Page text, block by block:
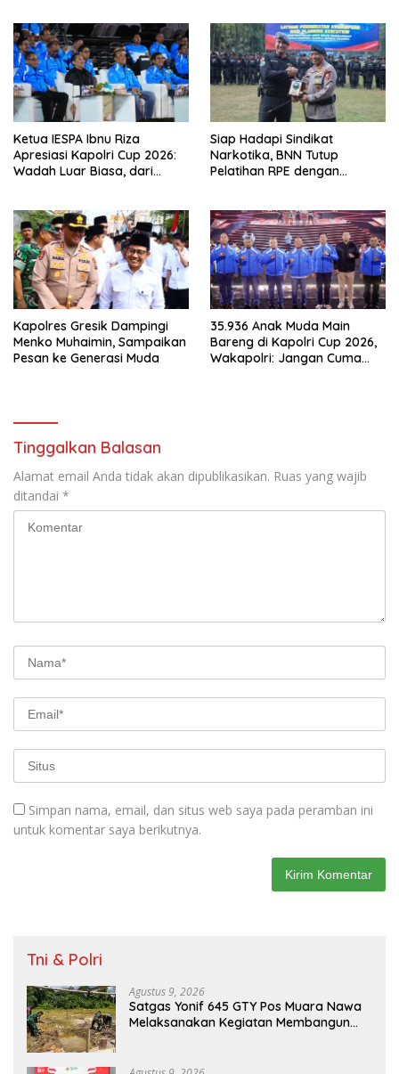
Ketua IESPA Ibnu Riza
Apresiasi Kapolri Cup 2026:
Wadah Luar Biasa, dari
Siap Hadapi Sindikat
Narkotika, BNN Tutup
Pelatihan RPE dengan
Kapolres Gresik Dampingi
Menko Muhaimin, Sampaikan
Pesan ke Generasi Muda
35.936 Anak Muda Main
Bareng di Kapolri Cup 2026,
Wakapolri: Jangan Cuma
Tinggalkan Balasan
Alamat email Anda tidak akan dipublikasikan. Ruas yang wajib
ditandai *
Simpan nama, email, dan situs web saya pada peramban ini
untuk komentar saya berikutnya.
Tni & Polri
Agustus 9, 2026
Satgas Yonif 645 GTY Pos Muara Nawa
Melaksanakan Kegiatan Membangun